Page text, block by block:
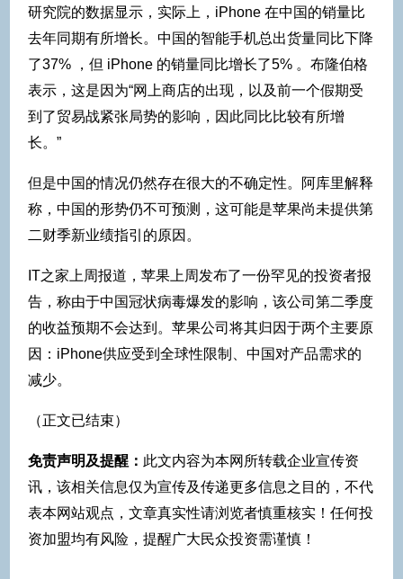
研究院的数据显示，实际上，iPhone 在中国的销量比
去年同期有所增长。中国的智能手机总出货量同比下降
了37% ，但 iPhone 的销量同比增长了5% 。布隆伯格
表示，这是因为“网上商店的出现，以及前一个假期受
到了贸易战紧张局势的影响，因此同比比较有所增
长。”
但是中国的情况仍然存在很大的不确定性。阿库里解释
称，中国的形势仍不可预测，这可能是苹果尚未提供第
二财季新业绩指引的原因。
IT之家上周报道，苹果上周发布了一份罕见的投资者报
告，称由于中国冠状病毒爆发的影响，该公司第二季度
的收益预期不会达到。苹果公司将其归因于两个主要原
因：iPhone供应受到全球性限制、中国对产品需求的
减少。
（正文已结束）
免责声明及提醒： 此文内容为本网所转载企业宣传资
讯，该相关信息仅为宣传及传递更多信息之目的，不代
表本网站观点，文章真实性请浏览者慎重核实！任何投
资加盟均有风险，提醒广大民众投资需谨慎！